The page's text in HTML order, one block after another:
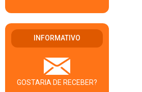
INFORMATIVO
GOSTARIA DE RECEBER?